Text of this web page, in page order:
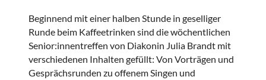
Beginnend mit einer halben Stunde in geselliger
Runde beim Kaffeetrinken sind die wöchentlichen
Senior:innentreffen von Diakonin Julia Brandt mit
verschiedenen Inhalten gefüllt: Von Vorträgen und
Gesprächsrunden zu offenem Singen und